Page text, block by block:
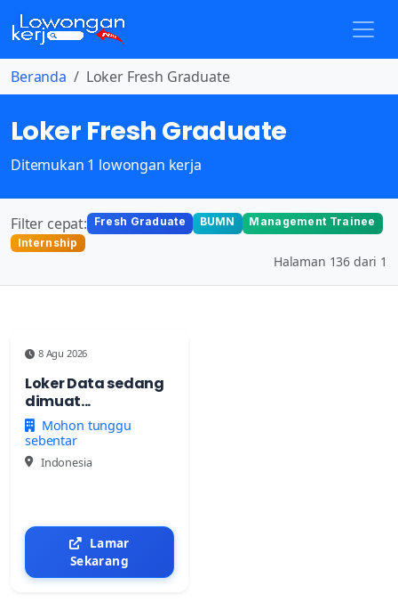
Beranda Loker Fresh Graduate
Loker Fresh Graduate
Ditemukan 1 lowongan kerja
Filter cepat: Fresh Graduate BUMN
Management Trainee
Internship
Halaman 136 dari 1
8 Agu 2026
Loker Data sedang
dimuat...
Mohon tunggu
sebentar
Indonesia
Lamar
Sekarang